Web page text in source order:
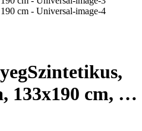
Szintetikus,
133x190 cm, …